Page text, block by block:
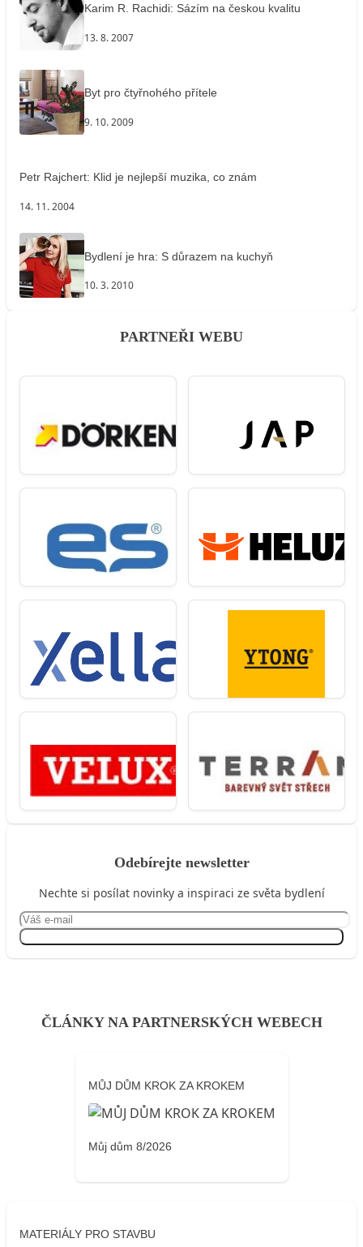
Karim R. Rachidi: Sázím na českou kvalitu
13. 8. 2007
Byt pro čtyřnohého přítele
9. 10. 2009
Petr Rajchert: Klid je nejlepší muzika, co znám
14. 11. 2004
Bydlení je hra: S důrazem na kuchyň
10. 3. 2010
PARTNEŘI WEBU
Odebírejte newsletter
Nechte si posílat novinky a inspiraci ze světa bydlení
ČLÁNKY NA PARTNERSKÝCH WEBECH
MŮJ DŮM KROK ZA KROKEM
Můj dům 8/2026
MATERIÁLY PRO STAVBU